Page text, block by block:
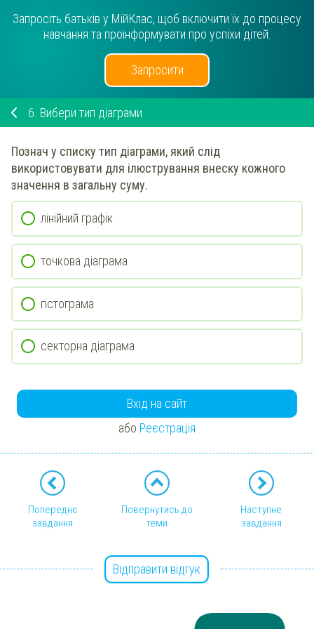
Запросіть батьків у МійКлас, щоб включити їх до процесу
навчання та проінформувати про успіхи дітей.
Запросити
6. Вибери тип діаграми
Познач у списку тип діаграми, який слід
використовувати для ілюстрування внеску кожного
значення в загальну суму.
лінійний графік
точкова діаграма
гістограма
секторна діаграма
Вхід на сайт
або Реєстрація
Попереднє
завдання
Повернутись до
теми
Наступне
завдання
Відправити відгук